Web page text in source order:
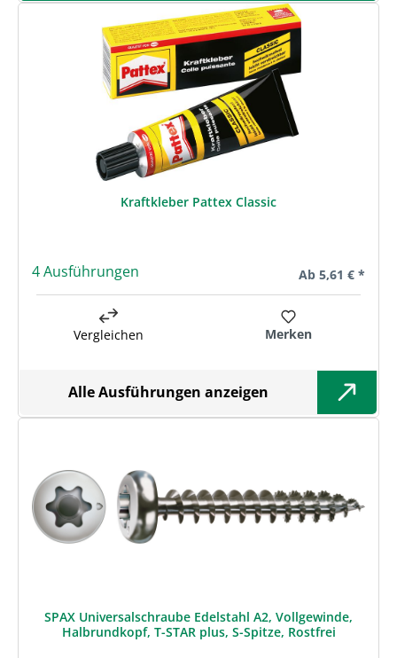
Kraftkleber Pattex Classic
4 Ausführungen Regulärer Preis:
Ab 5,61 € *
Vergleichen Merken
Alle Ausführungen anzeigen
SPAX Universalschraube Edelstahl A2, Vollgewinde,
Halbrundkopf, T-STAR plus, S-Spitze, Rostfrei